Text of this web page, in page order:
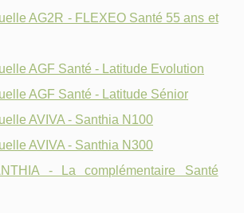
AG2R - FLEXEO Santé 55 ans et
AGF Santé - Latitude Evolution
AGF Santé - Latitude Sénior
AVIVA - Santhia N100
AVIVA - Santhia N300
- La complémentaire Santé